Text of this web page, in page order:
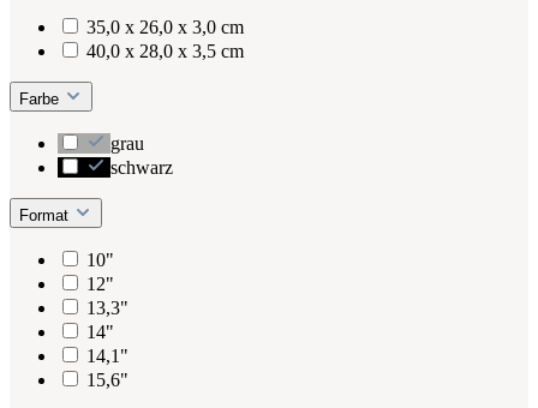
35,0 x 26,0 x 3,0 cm
40,0 x 28,0 x 3,5 cm
Farbe
grau
schwarz
Format
10"
12"
13,3"
14"
14,1"
15,6"